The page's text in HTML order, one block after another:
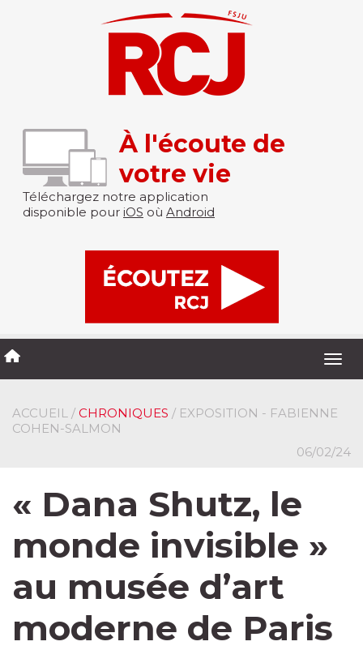
À l'écoute de
votre vie
Téléchargez notre application
disponible pour iOS où Android
ACCUEIL / CHRONIQUES / EXPOSITION - FABIENNE
COHEN-SALMON
06/02/24
« Dana Shutz, le
monde invisible »
au musée d’art
moderne de Paris